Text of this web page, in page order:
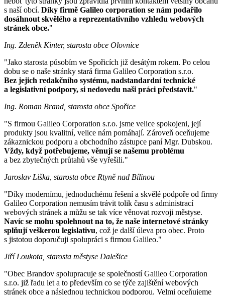
s naší obcí. Díky firmě Galileo corporation se nám podařilo
dosáhnout skvělého a reprezentativního vzhledu webových
stránek obce."
Ing. Zdeněk Kinter, starosta obce Olovnice
"Jako starosta působím ve Spořicích již desátým rokem. Po celou
dobu se o naše stránky stará firma Galileo Corporation s.r.o.
Bez jejich redakčního systému, nadstandardní technické
a legislativní podpory, si nedovedu naši práci představit."
Ing. Roman Brand, starosta obce Spořice
"S firmou Galileo Corporation s.r.o. jsme velice spokojeni, její
produkty jsou kvalitní, velice nám pomáhají. Zároveň oceňujeme
zákaznickou podporu a obchodního zástupce paní Mgr. Dubskou.
Vždy, když potřebujeme, věnují se našemu problému
a bez zbytečných průtahů vše vyřešili."
Jaroslav Liška, starosta obce Rtyně nad Bílinou
"Díky modernímu, jednoduchému řešení a skvělé podpoře od firmy
Galileo Corporation nemusím trávit tolik času s administrací
webových stránek a můžu se tak více věnovat rozvoji městyse.
Navíc se mohu spolehnout na to, že naše internetové stránky
splňují veškerou legislativu, což je další úleva pro obec. Proto
s jistotou doporučuji spolupráci s firmou Galileo."
Jiří Loukota, starosta městyse Dalešice
"Obec Brandov spolupracuje se společností Galileo Corporation
s.r.o. již řadu let a to především co se týče zajištění webových
stránek obce a následnou technickou podporou. Velmi oceňujeme